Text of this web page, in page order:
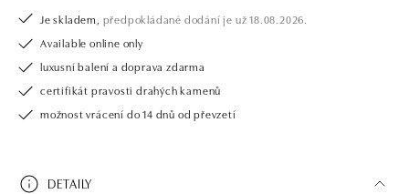
Je skladem, předpokládané dodání je už 18.08.2026.
Available online only
luxusní balení a doprava zdarma
certifikát pravosti drahých kamenů
možnost vrácení do 14 dnů od převzetí
DETAILY